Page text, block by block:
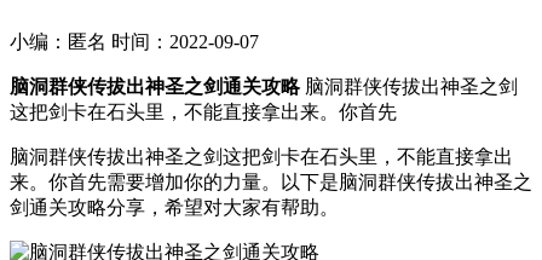
小编： 匿名 时间： 2022-09-07
脑洞群侠传拔出神圣之剑通关攻略脑洞群侠传拔出神圣之剑
这把剑卡在石头里，不能直接拿出来。你首先
脑洞群侠传拔出神圣之剑这把剑卡在石头里，不能直接拿出
来。你首先需要增加你的力量。以下是脑洞群侠传拔出神圣之
剑通关攻略分享，希望对大家有帮助。